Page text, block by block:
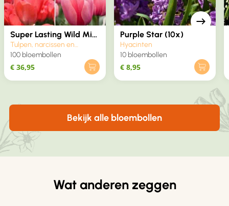
Super Lasting Wild Mix
(100x)
Tulpen, narcissen en
krokussen
100 bloembollen
€ 36,95
Purple Star (10x)
Hyacinten
10 bloembollen
€ 8,95
Bekijk alle bloembollen
Wat anderen zeggen